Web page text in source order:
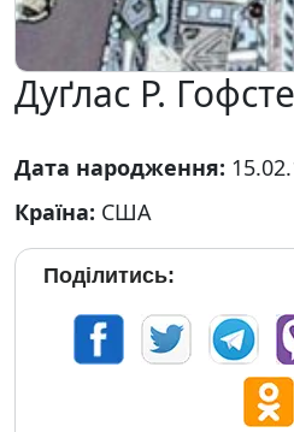
Дуґлас Р.
Дата народження:
Країна: США
Поділитись: